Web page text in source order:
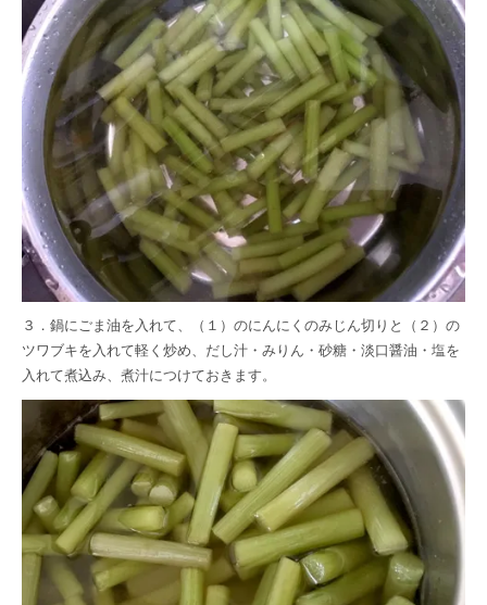
３．鍋にごま油を入れて、（１）のにんにくのみじん切りと（２）の
ツワブキを入れて軽く炒め、だし汁・みりん・砂糖・淡口醤油・塩を
入れて煮込み、煮汁につけておきます。